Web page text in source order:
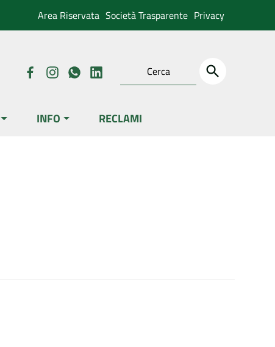
Area Riservata Società Trasparente Privacy
INFO RECLAMI